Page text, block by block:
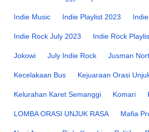
Indie Music Indie Playlist 2023
Indie Rock July 2023 Indie Rock
Jokowi July Indie Rock Jusman
Kecelakaan Bus Kejuaraan Orasi
Kelurahan Karet Semanggi Komari
LOMBA ORASI UNJUK RASA Mafia